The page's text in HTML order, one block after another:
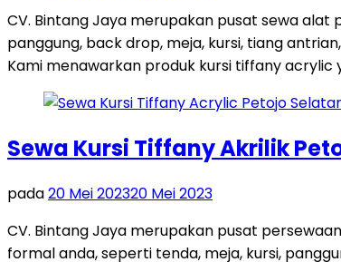
CV. Bintang Jaya merupakan pusat sewa
panggung, back drop, meja, kursi, tiang
Kami menawarkan produk kursi tiffany
Sewa Kursi Tiffany Akrilik
pada20 Mei 202320 Mei 2023
CV. Bintang Jaya merupakan pusat
formal anda, seperti tenda, meja, kursi,